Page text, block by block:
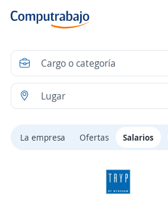
La empresa Ofertas Salarios